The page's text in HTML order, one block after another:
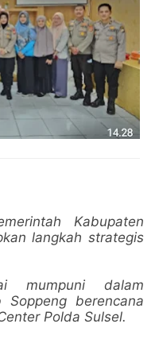
Kabupaten
langkah strategis
mumpuni dalam
Soppeng berencana
Polda Sulsel.